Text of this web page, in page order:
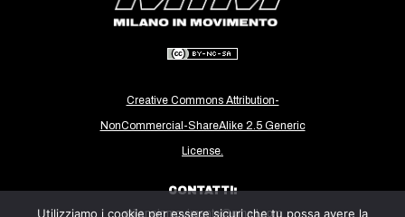
Creative Commons Attribution-
NonCommercial-ShareAlike 2.5 Generic
License.
CONTATTI:
milanoinmovimento@gmail.com
Utilizziamo i cookie per essere sicuri che tu possa avere la